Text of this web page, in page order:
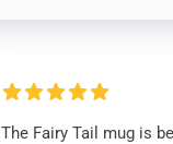
The Fairy Tail mug is